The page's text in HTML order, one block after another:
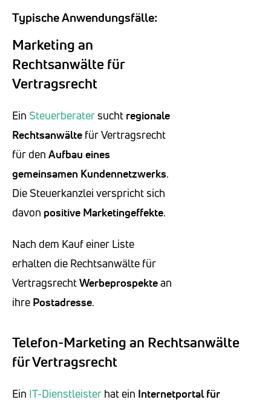
Typische Anwendungsfälle:
Marketing an
Rechtsanwälte für
Vertragsrecht
Ein Steuerberatersucht regionale
Rechtsanwälte für Vertragsrecht
für den Aufbau eines
gemeinsamen Kundennetzwerks.
Die Steuerkanzlei verspricht sich
davon positive Marketingeffekte.
Nach dem Kauf einer Liste
erhalten die Rechtsanwälte für
VertragsrechtWerbeprospektean
ihre Postadresse.
Telefon-Marketing an Rechtsanwälte
für Vertragsrecht
Ein IT-Dienstleister hat ein Internetportal für